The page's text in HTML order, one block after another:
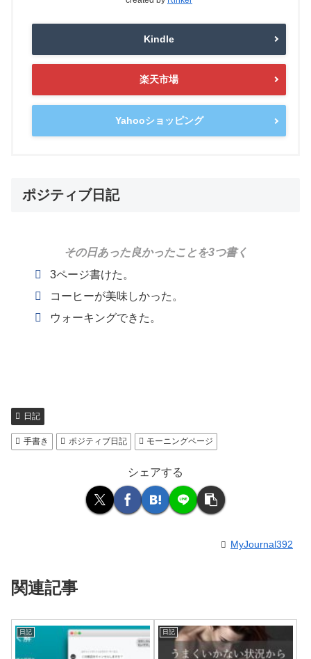
Kindle
楽天市場
Yahooショッピング
ポジティブ日記
その日あった良かったことを3つ書く
3ページ書けた。
コーヒーが美味しかった。
ウォーキングできた。
日記
手書き ポジティブ日記 モーニングページ
シェアする
MyJournal392
関連記事
日記 日記